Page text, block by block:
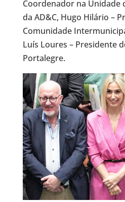
Coordenador na Unidade
da AD&C, Hugo Hilário –
Comunidade
Luís Loures – Presidente
Portalegre.